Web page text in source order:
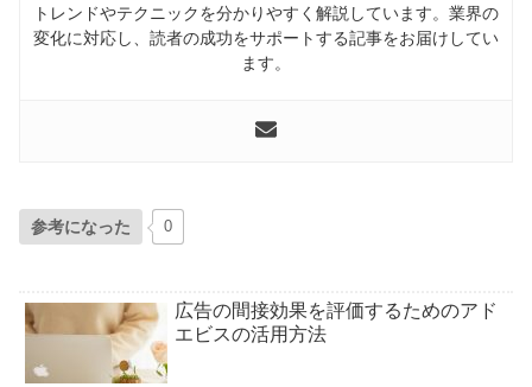
トレンドやテクニックを分かりやすく解説しています。業界の
変化に対応し、読者の成功をサポートする記事をお届けしてい
ます。
参考になった 0
広告の間接効果を評価するためのアド
エビスの活用方法